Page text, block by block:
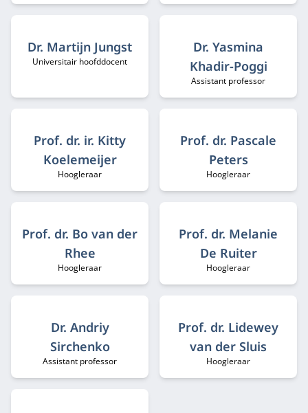
Dr. Martijn Jungst
Functietitel:
Universitair hoofddocent
Dr. Yasmina
Khadir-Poggi
Functietitel:
Assistant professor
Prof. dr. ir. Kitty
Koelemeijer
Functietitel:
Hoogleraar
Prof. dr. Pascale
Peters
Functietitel:
Hoogleraar
Prof. dr. Bo van der
Rhee
Functietitel:
Hoogleraar
Prof. dr. Melanie
De Ruiter
Functietitel:
Hoogleraar
Dr. Andriy
Sirchenko
Functietitel:
Assistant professor
Prof. dr. Lidewey
van der Sluis
Functietitel:
Hoogleraar